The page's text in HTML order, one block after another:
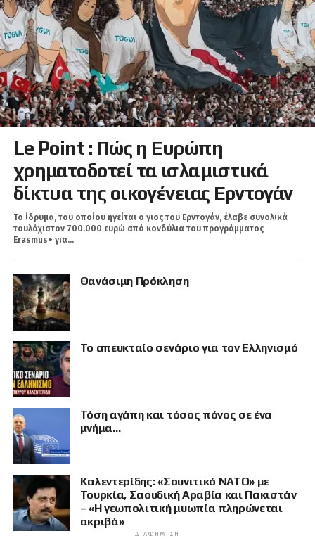
Le Point : Πώς η Ευρώπη
χρηματοδοτεί τα ισλαμιστικά
δίκτυα της οικογένειας Ερντογάν
Το ίδρυμα, του οποίου ηγείται ο γιος του Ερντογάν, έλαβε συνολικά
τουλάχιστον 700.000 ευρώ από κονδύλια του προγράμματος
Erasmus+ για...
Θανάσιμη Πρόκληση
Το απευκταίο σενάριο για τον Ελληνισμό
Τόση αγάπη και τόσος πόνος σε ένα
μνήμα…
Καλεντερίδης: «Σουνιτικό ΝΑΤΟ» με
Τουρκία, Σαουδική Αραβία και Πακιστάν
– «Η γεωπολιτική μυωπία πληρώνεται
ακριβά»
ΔΙΑΦΉΜΙΣΗ